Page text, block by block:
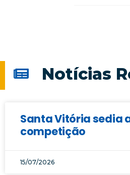
Notícias
Santa Vitória sedia
competição
15/07/2026